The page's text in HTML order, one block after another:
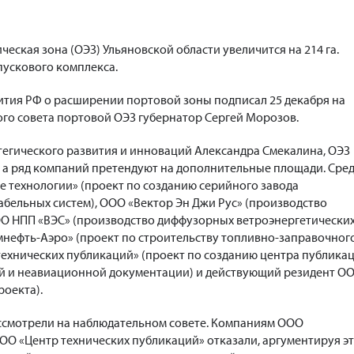
зона (ОЭЗ) Ульяновской области увеличится на 214 га.
комплекса.
РФ о расширении портовой зоны подписал 25 декабря на
совета портовой ОЭЗ губернатор Сергей Морозов.
развития и инноваций Александра Смекалина, ОЭЗ
ряд компаний претендуют на дополнительные площади.
(проект по созданию серийного завода
систем), ООО «Вектор Эн Джи Рус» (производство
НПП «ВЭС» (производство диффузорных
Аэро» (проект по строительству топливно-
публикаций» (проект по созданию центра
и неавиационной документации) и действующий резидент
на наблюдательном совете. Компаниям ООО
«Центр технических публикаций» отказали, аргументируя